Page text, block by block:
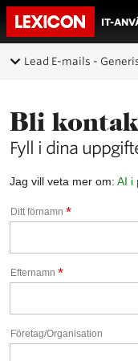
IT-
Lead E-mails -
Bli
Fyll i dina
Jag vill veta mer om: AI i
Ditt förnamn *
Efternamn *
Företag/Organisation